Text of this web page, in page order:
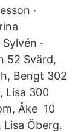
·
·
52 Svärd,
Bengt 302
Lisa 300
Åke 10
Öberg.